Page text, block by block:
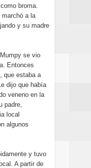
broma.
marchó a la
y su madre
se vio
Entonces
que estaba a
dijo que había
veneno en la
padre,
local
algunos
y tuvo
A partir de